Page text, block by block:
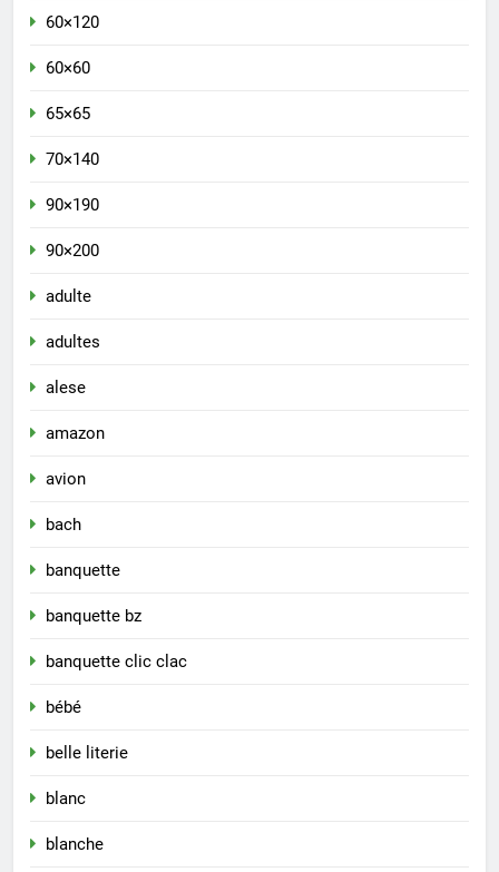
60×120
60×60
65×65
70×140
90×190
90×200
adulte
adultes
alese
amazon
avion
bach
banquette
banquette bz
banquette clic clac
bébé
belle literie
blanc
blanche